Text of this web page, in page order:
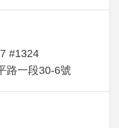
#1324
路一段30-6號